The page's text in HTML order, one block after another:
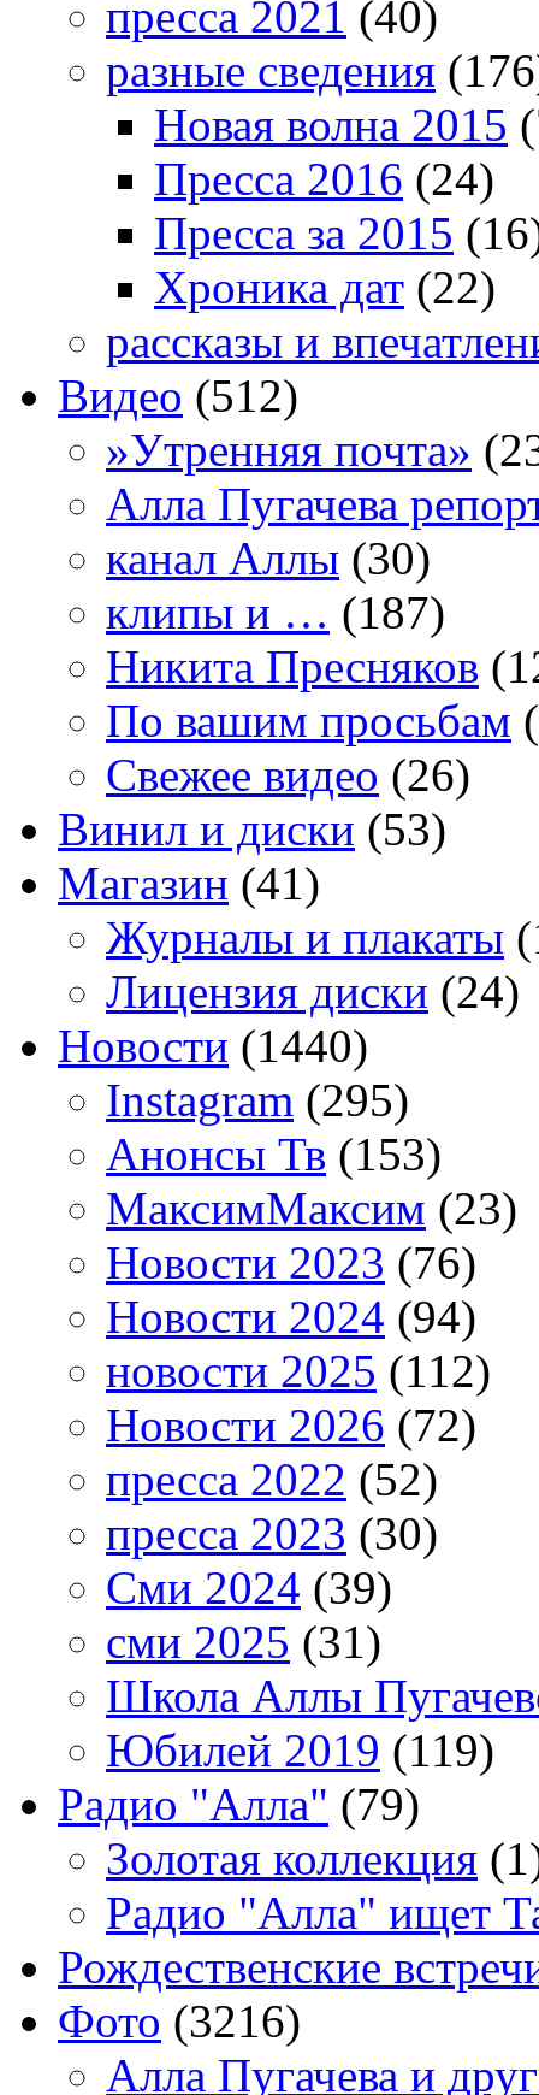
пресса 2021 (40)
разные сведения
Новая волна 2015
Пресса 2016 (24)
Пресса за 2015
Хроника дат (22)
рассказы и
Видео (512)
»Утренняя почта»
Алла Пугачева
канал Аллы (30)
клипы и … (187)
Никита Пресняков
По вашим просьбам
Свежее видео (26)
Винил и диски (53)
Магазин (41)
Журналы и плакаты
Лицензия диски (24)
Новости (1440)
Instagram (295)
Анонсы Тв (153)
МаксимМаксим (23)
Новости 2023 (76)
Новости 2024 (94)
новости 2025 (112)
Новости 2026 (72)
пресса 2022 (52)
пресса 2023 (30)
Сми 2024 (39)
сми 2025 (31)
Школа Аллы
Юбилей 2019 (119)
Радио "Алла" (79)
Золотая коллекция
Радио "Алла" ищет
Рождественские
Фото (3216)
Алла Пугачева и